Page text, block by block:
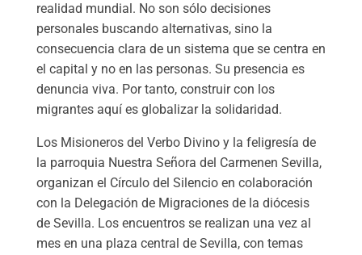
realidad mundial. No son sólo decisiones
personales buscando alternativas, sino la
consecuencia clara de un sistema que se centra en
el capital y no en las personas. Su presencia es
denuncia viva. Por tanto, construir con los
migrantes aquí es globalizar la solidaridad.
Los Misioneros del Verbo Divino y la feligresía de
la parroquia Nuestra Señora del Carmenen Sevilla,
organizan el Círculo del Silencio en colaboración
con la Delegación de Migraciones de la diócesis
de Sevilla. Los encuentros se realizan una vez al
mes en una plaza central de Sevilla, con temas